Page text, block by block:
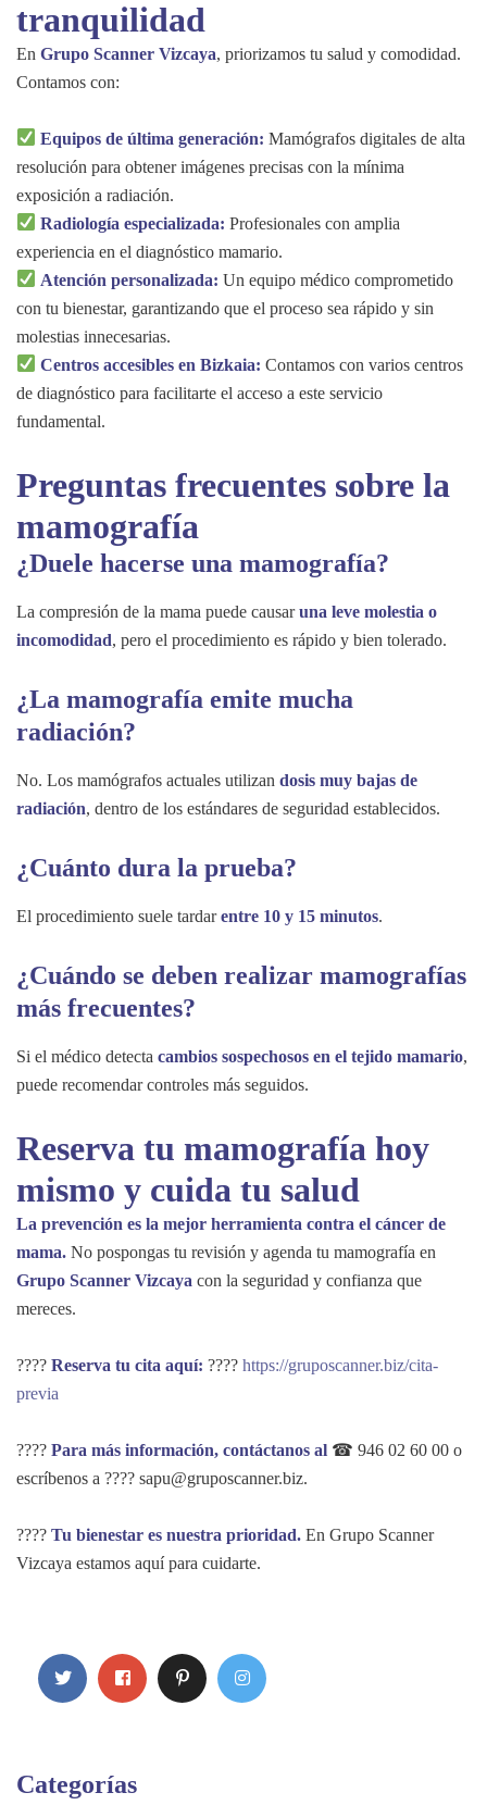
tranquilidad
En Grupo Scanner Vizcaya, priorizamos tu salud y comodidad.
Contamos con:
Equipos de última generación: Mamógrafos digitales de alta
resolución para obtener imágenes precisas con la mínima
exposición a radiación.
Radiología especializada: Profesionales con amplia
experiencia en el diagnóstico mamario.
Atención personalizada: Un equipo médico comprometido
con tu bienestar, garantizando que el proceso sea rápido y sin
molestias innecesarias.
Centros accesibles en Bizkaia: Contamos con varios centros
de diagnóstico para facilitarte el acceso a este servicio
fundamental.
Preguntas frecuentes sobre la
mamografía
¿Duele hacerse una mamografía?
La compresión de la mama puede causaruna leve molestia o
incomodidad, pero el procedimiento es rápido y bien tolerado.
¿La mamografía emite mucha
radiación?
No. Los mamógrafos actuales utilizan dosis muy bajas de
radiación, dentro de los estándares de seguridad establecidos.
¿Cuánto dura la prueba?
El procedimiento suele tardarentre 10 y 15 minutos.
¿Cuándo se deben realizar mamografías
más frecuentes?
Si el médico detecta cambios sospechosos en el tejido mamario,
puede recomendar controles más seguidos.
Reserva tu mamografía hoy
mismo y cuida tu salud
La prevención es la mejor herramienta contra el cáncer de
mama. No pospongas tu revisión y agenda tu mamografía en
Grupo Scanner Vizcaya con la seguridad y confianza que
mereces.
???? Reserva tu cita aquí: ???? https://gruposcanner.biz/cita-
previa
???? Para más información, contáctanos al ☎ 946 02 60 00 o
escríbenos a ???? sapu@gruposcanner.biz.
???? Tu bienestar es nuestra prioridad. En Grupo Scanner
Vizcaya estamos aquí para cuidarte.
Categorías